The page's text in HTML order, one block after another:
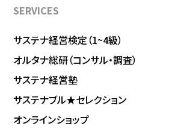
SERVICES
サステナ経営検定（1~4級）
オルタナ総研（コンサル・調査）
サステナ経営塾
サステナブル★セレクション
オンラインショップ